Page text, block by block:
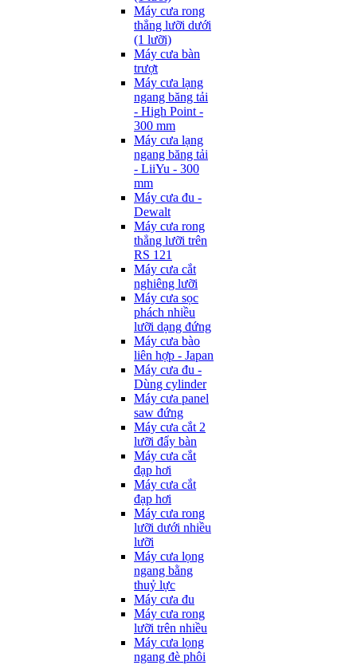
Máy cưa rong
thẳng lưỡi dưới
(1 lưỡi)
Máy cưa bàn
trượt
Máy cưa lạng
ngang băng tải
- High Point -
300 mm
Máy cưa lạng
ngang băng tải
- LiiYu - 300
mm
Máy cưa đu -
Dewalt
Máy cưa rong
thẳng lưỡi trên
RS 121
Máy cưa cắt
nghiêng lưỡi
Máy cưa sọc
phách nhiều
lưỡi dạng đứng
Máy cưa bào
liên hợp - Japan
Máy cưa đu -
Dùng cylinder
Máy cưa panel
saw đứng
Máy cưa cắt 2
lưỡi đẩy bàn
Máy cưa cắt
đạp hơi
Máy cưa cắt
đạp hơi
Máy cưa rong
lưỡi dưới nhiều
lưỡi
Máy cưa lọng
ngang bằng
thuỷ lực
Máy cưa đu
Máy cưa rong
lưỡi trên nhiều
Máy cưa lọng
ngang đè phôi